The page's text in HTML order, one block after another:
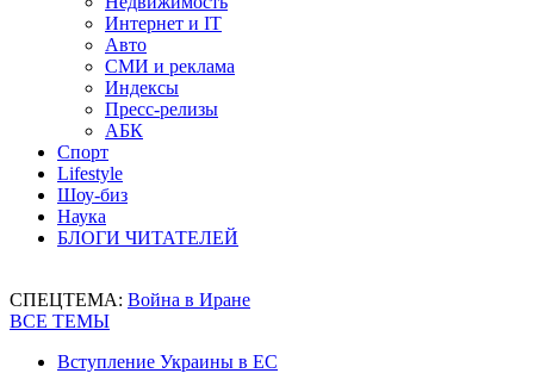
Интернет и IT
Авто
СМИ и реклама
Индексы
Пресс-релизы
АБК
Спорт
Lifestyle
Шоу-биз
Наука
БЛОГИ ЧИТАТЕЛЕЙ
СПЕЦТЕМА: Война в Иране
ВСЕ ТЕМЫ
Вступление Украины в ЕС